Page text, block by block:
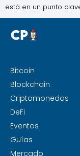
está en un punto
Bitcoin
Blockchain
Criptomonedas
DeFi
Eventos
Guías
Mercado